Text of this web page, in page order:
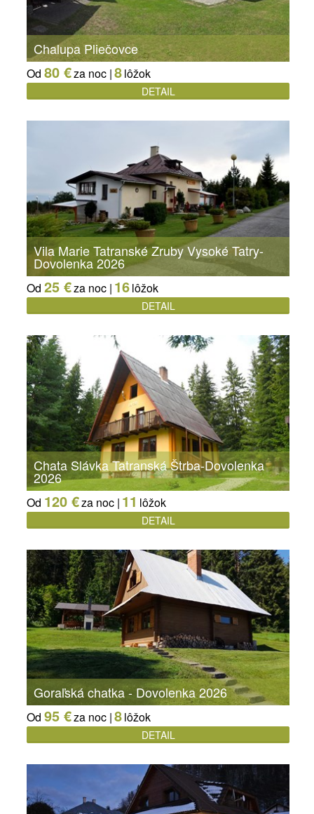
Chalupa Pliečovce
Od 80 €za noc |8lôžok
DETAIL
Vila Marie Tatranské Zruby Vysoké Tatry-
Dovolenka 2026
Od 25 €za noc | 16lôžok
DETAIL
Chata Slávka Tatranská Štrba-Dovolenka
2026
Od 120 €za noc | 11 lôžok
DETAIL
Goraľská chatka - Dovolenka 2026
Od 95 €za noc |8lôžok
DETAIL